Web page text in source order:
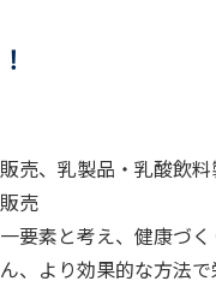
売、乳製品・乳酸飲料
売
要素と考え、健康づ
、より効果的な方法